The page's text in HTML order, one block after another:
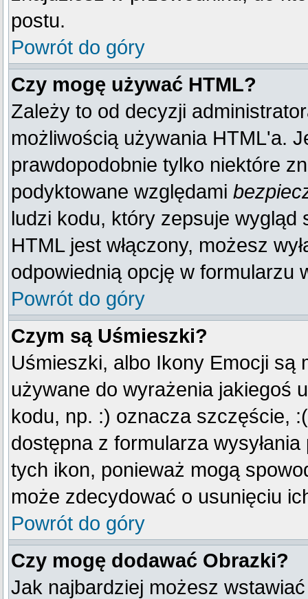
postu.
Powrót do góry
Czy mogę używać HTML?
Zależy to od decyzji
możliwością używania HTML'a.
prawdopodobnie tylko niektóre
podyktowane względami
ludzi kodu, który zepsuje wygląd
HTML jest włączony, możesz
odpowiednią opcję w formularzu
Powrót do góry
Czym są Uśmieszki?
Uśmieszki, albo Ikony Emocji są
używane do wyrażenia jakiegoś
kodu, np. :) oznacza szczęście,
dostępna z formularza
tych ikon, ponieważ mogą
może zdecydować o usunięciu
Powrót do góry
Czy mogę dodawać Obrazki?
Jak najbardziej możesz